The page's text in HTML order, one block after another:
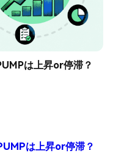
は上昇or停滞？
は上昇or停滞？